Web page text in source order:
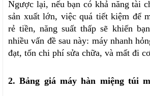
Ngược lại, nếu bạn có khả năng tài
sản xuất lớn, việc quá tiết kiệm để
rẻ tiền, năng suất thấp sẽ khiến
nhiều vấn đề sau này: máy nhanh
đạt, tốn chi phí sửa chữa, và mất đi
2. Bảng giá máy hàn miệng túi